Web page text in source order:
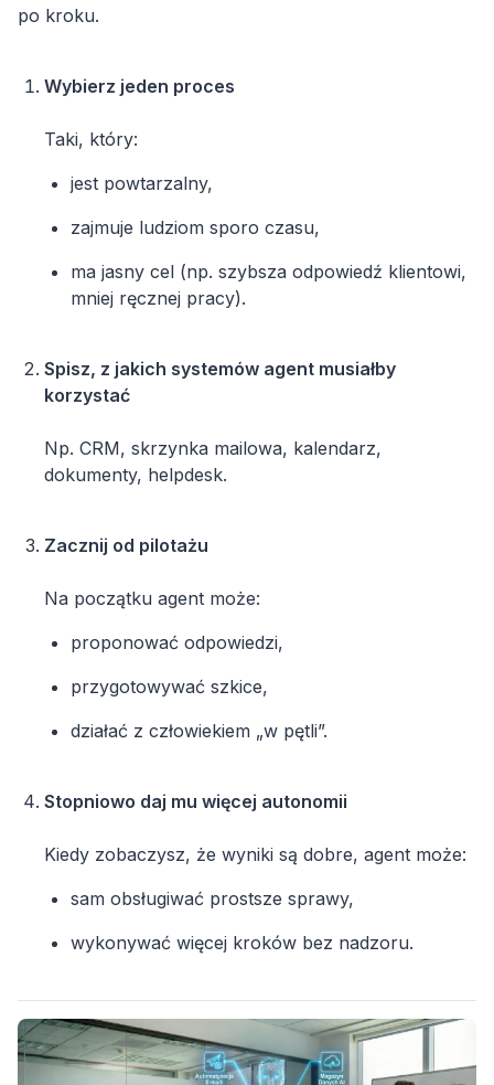
po kroku.
Wybierz jeden proces
Taki, który:
jest powtarzalny,
zajmuje ludziom sporo czasu,
ma jasny cel (np. szybsza odpowiedź klientowi,
mniej ręcznej pracy).
Spisz, z jakich systemów agent musiałby
korzystać
Np. CRM, skrzynka mailowa, kalendarz,
dokumenty, helpdesk.
Zacznij od pilotażu
Na początku agent może:
proponować odpowiedzi,
przygotowywać szkice,
działać z człowiekiem „w pętli”.
Stopniowo daj mu więcej autonomii
Kiedy zobaczysz, że wyniki są dobre, agent może:
sam obsługiwać prostsze sprawy,
wykonywać więcej kroków bez nadzoru.